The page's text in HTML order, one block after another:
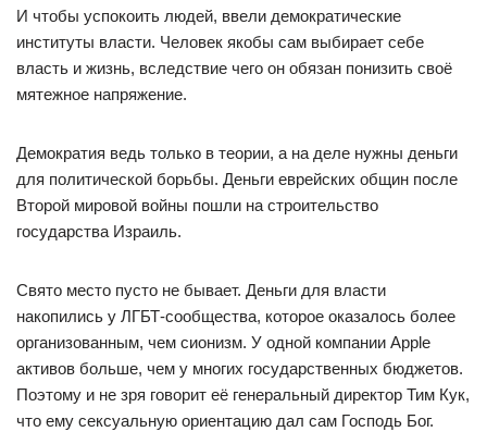
И чтобы успокоить людей, ввели демократические
институты власти. Человек якобы сам выбирает себе
власть и жизнь, вследствие чего он обязан понизить своё
мятежное напряжение.
Демократия ведь только в теории, а на деле нужны деньги
для политической борьбы. Деньги еврейских общин после
Второй мировой войны пошли на строительство
государства Израиль.
Свято место пусто не бывает. Деньги для власти
накопились у ЛГБТ-сообщества, которое оказалось более
организованным, чем сионизм. У одной компании Apple
активов больше, чем у многих государственных бюджетов.
Поэтому и не зря говорит её генеральный директор Тим Кук,
что ему сексуальную ориентацию дал сам Господь Бог.